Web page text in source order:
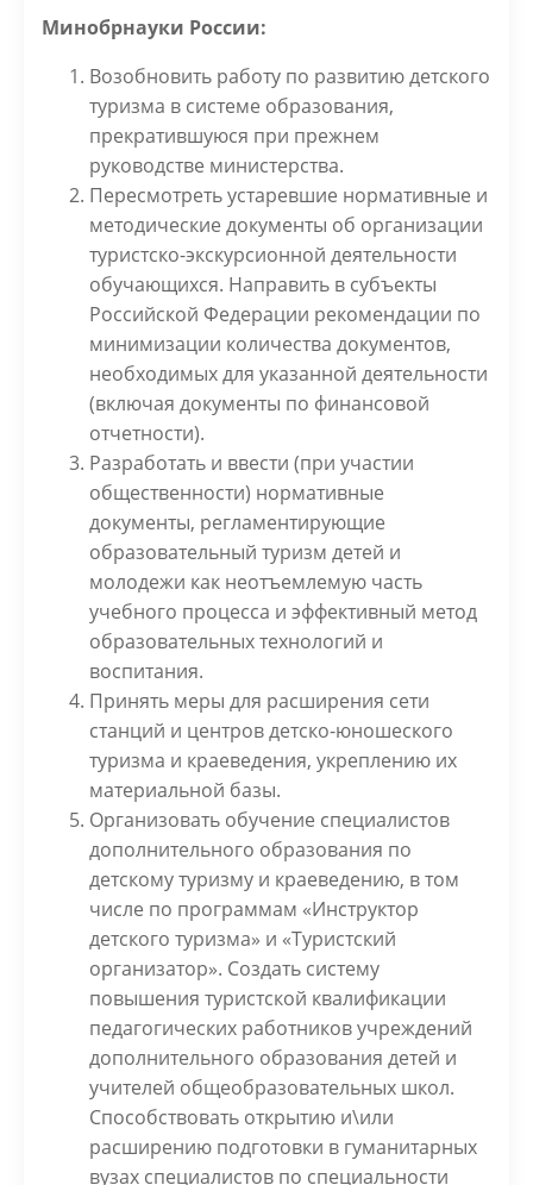
Минобрнауки России:
Возобновить работу по развитию детского
туризма в системе образования,
прекратившуюся при прежнем
руководстве министерства.
Пересмотреть устаревшие нормативные и
методические документы об организации
туристско-экскурсионной деятельности
обучающихся. Направить в субъекты
Российской Федерации рекомендации по
минимизации количества документов,
необходимых для указанной деятельности
(включая документы по финансовой
отчетности).
Разработать и ввести (при участии
общественности) нормативные
документы, регламентирующие
образовательный туризм детей и
молодежи как неотъемлемую часть
учебного процесса и эффективный метод
образовательных технологий и
воспитания.
Принять меры для расширения сети
станций и центров детско-юношеского
туризма и краеведения, укреплению их
материальной базы.
Организовать обучение специалистов
дополнительного образования по
детскому туризму и краеведению, в том
числе по программам «Инструктор
детского туризма» и «Туристский
организатор». Создать систему
повышения туристской квалификации
педагогических работников учреждений
дополнительного образования детей и
учителей общеобразовательных школ.
Способствовать открытию и\или
расширению подготовки в гуманитарных
вузах специалистов по специальности